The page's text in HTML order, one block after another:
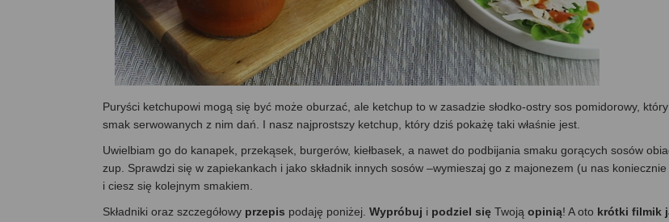
Puryści ketchupowi mogą się być może oburzać, ale ketchup to w zasadzie słodko-ostry sos pomidorowy,
smak serwowanych z nim dań. I nasz najprostszy ketchup, który dziś pokażę taki właśnie jest.
Uwielbiam go do kanapek, przekąsek, burgerów, kiełbasek, a nawet do podbijania smaku gorących sosów
zup. Sprawdzi się w zapiekankach i jako składnik innych sosów –wymieszaj go z majonezem (u nas
i ciesz się kolejnym smakiem.
Składniki oraz szczegółowy przepis podaję poniżej. Wypróbuj i podziel się Twoją opinią! A oto krótki filmik